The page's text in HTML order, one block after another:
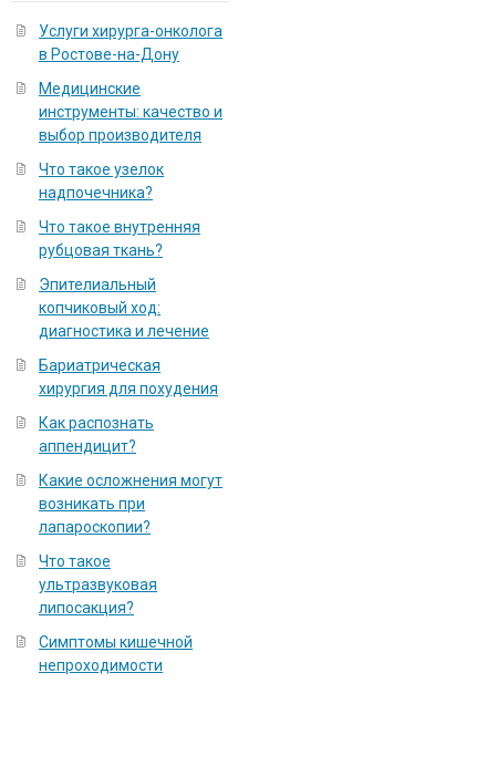
Услуги хирурга-онколога
в Ростове-на-Дону
Медицинские
инструменты: качество и
выбор производителя
Что такое узелок
надпочечника?
Что такое внутренняя
рубцовая ткань?
Эпителиальный
копчиковый ход:
диагностика и лечение
Бариатрическая
хирургия для похудения
Как распознать
аппендицит?
Какие осложнения могут
возникать при
лапароскопии?
Что такое
ультразвуковая
липосакция?
Симптомы кишечной
непроходимости